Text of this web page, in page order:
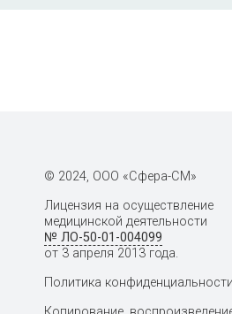
© 2024, ООО «Сфера-СМ»
Лицензия на осуществление
медицинской деятельности
№ ЛО-50-01-004099
от 3 апреля 2013 года.
Политика конфиденциальности